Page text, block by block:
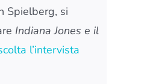
Spielberg, si
Indiana Jones e il
l’intervista